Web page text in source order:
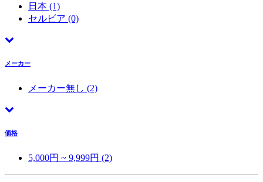
日本 (1)
セルビア (0)
メーカー
メーカー無し (2)
価格
5,000円 ~ 9,999円 (2)